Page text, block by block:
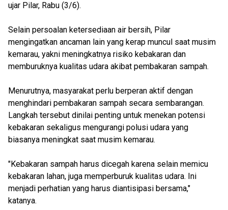
ujar Pilar, Rabu (3/6).
Selain persoalan ketersediaan air bersih, Pilar
mengingatkan ancaman lain yang kerap muncul saat musim
kemarau, yakni meningkatnya risiko kebakaran dan
memburuknya kualitas udara akibat pembakaran sampah.
Menurutnya, masyarakat perlu berperan aktif dengan
menghindari pembakaran sampah secara sembarangan.
Langkah tersebut dinilai penting untuk menekan potensi
kebakaran sekaligus mengurangi polusi udara yang
biasanya meningkat saat musim kemarau.
"Kebakaran sampah harus dicegah karena selain memicu
kebakaran lahan, juga memperburuk kualitas udara. Ini
menjadi perhatian yang harus diantisipasi bersama,"
katanya.